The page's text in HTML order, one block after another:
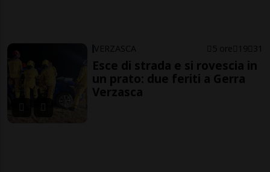
VERZASCA 5 ore 19 31
Esce di strada e si rovescia in
un prato: due feriti a Gerra
Verzasca